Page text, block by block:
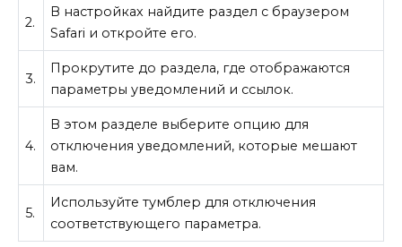
2.
В настройках найдите раздел с браузером
Safari и откройте его.
3.
Прокрутите до раздела, где отображаются
параметры уведомлений и ссылок.
4.
В этом разделе выберите опцию для
отключения уведомлений, которые мешают
вам.
5.
Используйте тумблер для отключения
соответствующего параметра.